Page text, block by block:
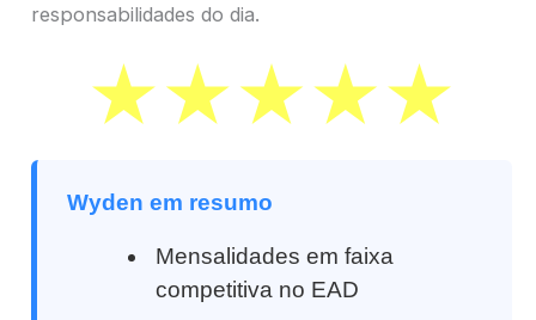
responsabilidades do dia.
Wyden em resumo
Mensalidades em faixa
competitiva no EAD